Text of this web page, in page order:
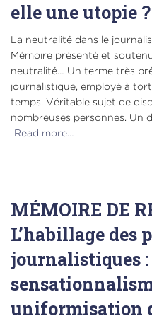
elle une utopie ?
La neutralité dans le
Mémoire présenté et
neutralité… Un terme très
journalistique, employé à
temps. Véritable sujet de
nombreuses personnes. Un
Read more…
MÉMOIRE DE
L’habillage des
journalistiques
uniformisation